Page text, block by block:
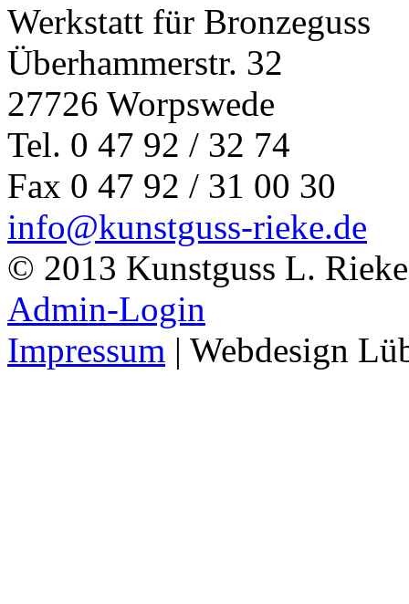
Werkstatt für Bronzeguss
Überhammerstr. 32
27726 Worpswede
Tel. 0 47 92 / 32 74
Fax 0 47 92 / 31 00 30
info@kunstguss-rieke.de
© 2013 Kunstguss L. Rieke
Admin-Login
Impressum | Webdesign